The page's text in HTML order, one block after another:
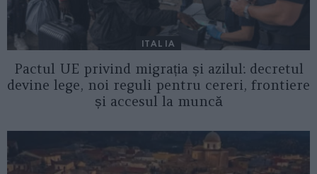
ITALIA
Pactul UE privind migrația și azilul: decretul
devine lege, noi reguli pentru cereri, frontiere
și accesul la muncă